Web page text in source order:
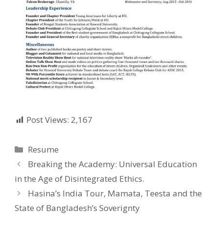
Post Views: 2,167
Categories
Resume
Breaking the Academy: Universal Education
in the Age of Disintegrated Ethics.
Hasina’s India Tour, Mamata, Teesta and the
State of Bangladesh’s Soverignty